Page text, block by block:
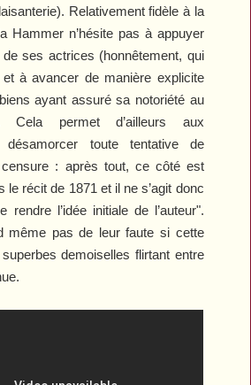
Relativement fidèle à la
Hammer n’hésite pas à appuyer
ses actrices (honnêtement, qui
et à avancer de manière explicite
ayant assuré sa notoriété au
Cela permet d’ailleurs aux
désamorcer toute tentative de
: après tout, ce côté est
le récit de 1871 et il ne s’agit donc
rendre l’idée initiale de l’auteur".
même pas de leur faute si cette
demoiselles flirtant entre